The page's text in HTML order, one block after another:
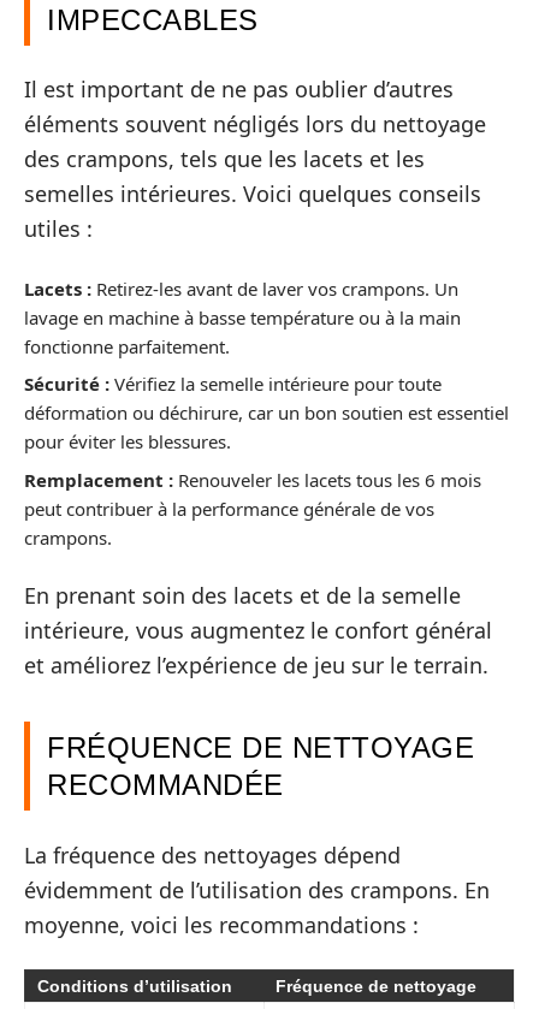
IMPECCABLES
Il est important de ne pas oublier d’autres
éléments souvent négligés lors du nettoyage
des crampons, tels que les lacets et les
semelles intérieures. Voici quelques conseils
utiles :
Lacets : Retirez-les avant de laver vos crampons. Un
lavage en machine à basse température ou à la main
fonctionne parfaitement.
Sécurité : Vérifiez la semelle intérieure pour toute
déformation ou déchirure, car un bon soutien est essentiel
pour éviter les blessures.
Remplacement : Renouveler les lacets tous les 6 mois
peut contribuer à la performance générale de vos
crampons.
En prenant soin des lacets et de la semelle
intérieure, vous augmentez le confort général
et améliorez l’expérience de jeu sur le terrain.
FRÉQUENCE DE NETTOYAGE
RECOMMANDÉE
La fréquence des nettoyages dépend
évidemment de l’utilisation des crampons. En
moyenne, voici les recommandations :
Conditions d’utilisation Fréquence de nettoyage